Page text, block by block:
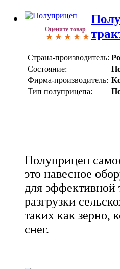
Оцените товар
Страна-производитель:
Состояние:
Фирма-производитель:
Тип полуприцепа:
Полуприцеп
это навесное
для эффективной
разгрузки
таких как зерно,
снег.